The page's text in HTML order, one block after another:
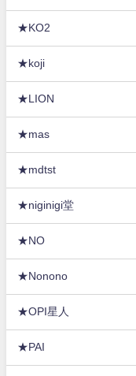
★KO2
★koji
★LION
★mas
★mdtst
★niginigi堂
★NO
★Nonono
★OPI星人
★PAI